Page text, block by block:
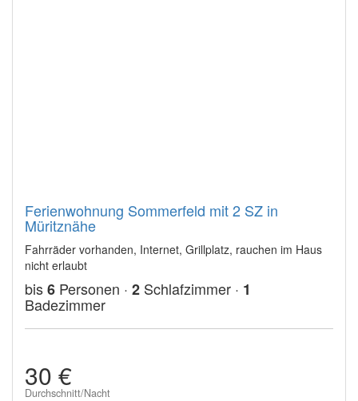
Ferienwohnung Sommerfeld mit 2 SZ in
Müritznähe
Fahrräder vorhanden, Internet, Grillplatz, rauchen im Haus
nicht erlaubt
bis6 Personen · 2 Schlafzimmer · 1
Badezimmer
30 €
Durchschnitt/Nacht